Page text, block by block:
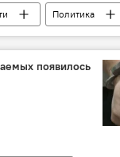
Политика
на Украине
появилось